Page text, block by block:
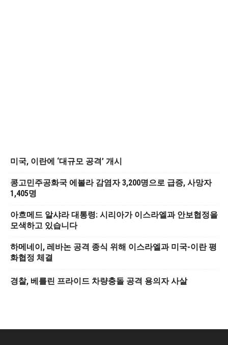
미국, 이란에 ‘대규모 공격’ 개시
콩고민주공화국 에볼라 감염자 3,200명으로 급증, 사망자
1,405명
아흐메드 알샤라 대통령: 시리아가 이스라엘과 안보협정을
모색하고 있습니다
하메네이, 레바논 공격 종식 위해 이스라엘과 미국-이란 평
화협정 체결
경찰, 베를린 프라이드 차량충돌 공격 용의자 사살